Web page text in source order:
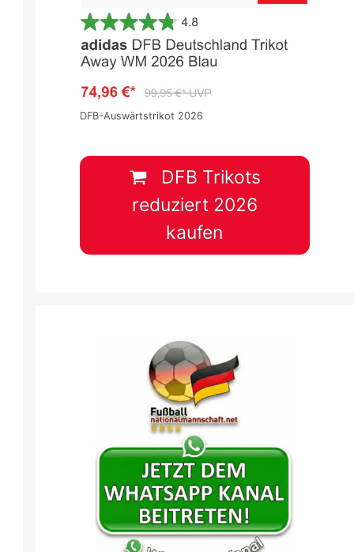
DFB-Auswärtstrikot 2026
DFB Trikots
reduziert 2026
kaufen